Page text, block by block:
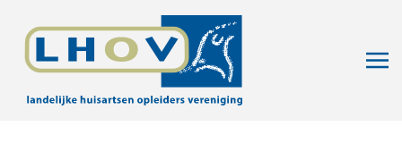
Skip to main content